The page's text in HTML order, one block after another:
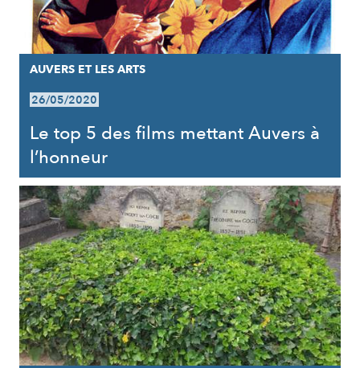
AUVERS ET LES ARTS
26/05/2020
Le top 5 des films mettant Auvers à
l’honneur